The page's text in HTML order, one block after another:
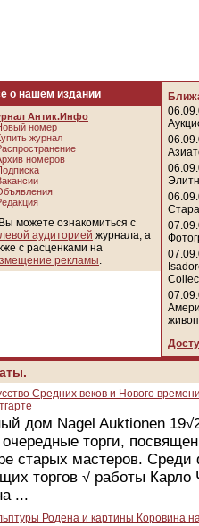
о нашем издании
Антик.Инфо
номер
журнал
номеров
Вы можете ознакомиться с
аудиторией журнала, а
с расценками на
рекламы.
Средних веков и Нового
дом Nagel Auktionen
очередные торги,
старых мастеров. Среди
торгов √ работы Карло
...
Родена и картины Коровина